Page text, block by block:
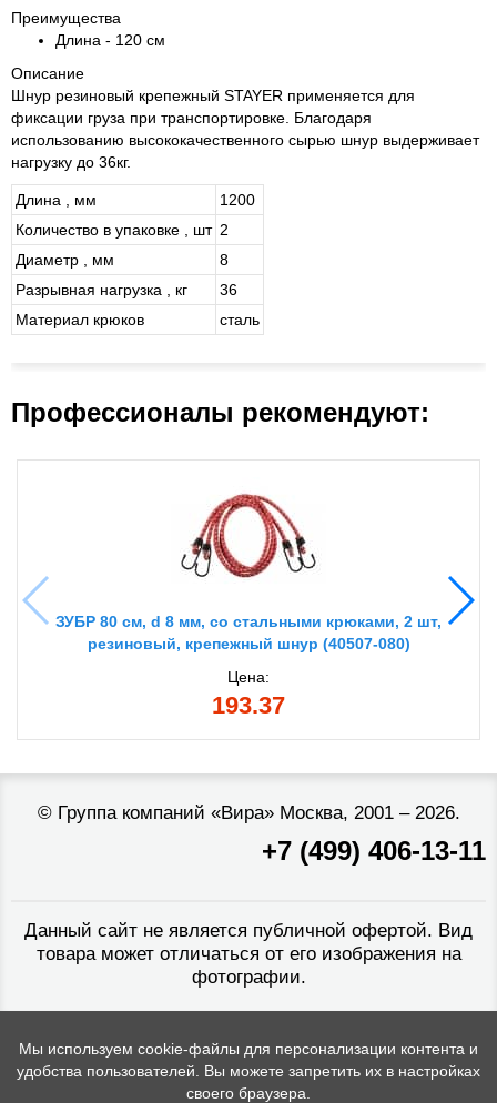
Преимущества
Длина - 120 см
Описание
Шнур резиновый крепежный STAYER применяется для
фиксации груза при транспортировке. Благодаря
использованию высококачественного сырью шнур выдерживает
нагрузку до 36кг.
Длина , мм
1200
Количество в упаковке , шт 2
Диаметр , мм
8
Разрывная нагрузка , кг
36
Материал крюков
сталь
Профессионалы рекомендуют:
ЗУБР 80 см, d 8 мм, со стальными крюками, 2 шт,
резиновый, крепежный шнур (40507-080)
Цена:
193.37
© Группа компаний «Вира»Москва, 2001 – 2026.
+7 (499) 406-13-11
Данный сайт не является публичной офертой. Вид
товара может отличаться от его изображения на
фотографии.
Мы используем cookie-файлы для персонализации контента и
удобства пользователей. Вы можете запретить их в настройках
своего браузера.